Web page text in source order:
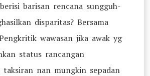
barisan rencana sungguh-
disparitas? Bersama
wawasan jika awak yg
status rancangan
taksiran nan mungkin sepadan